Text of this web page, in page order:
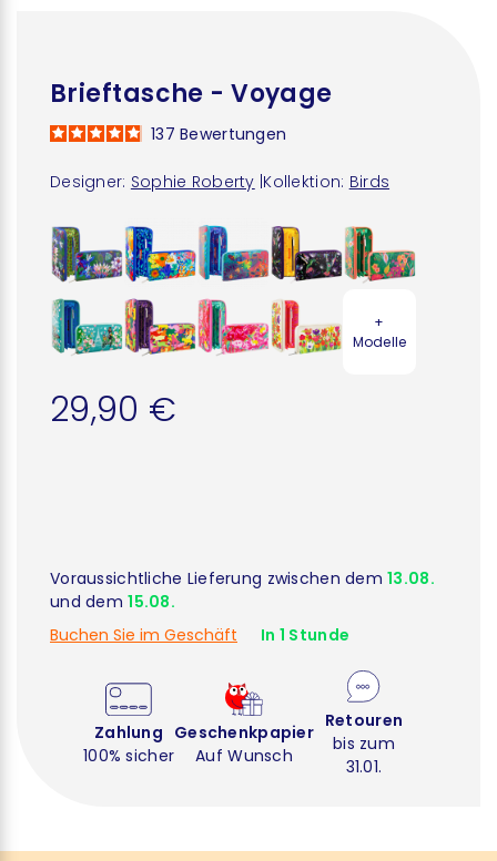
Brieftasche - Voyage
Designer: Sophie Roberty Kollektion: Birds
137Bewertungen
+
Modelle
29,90 €
Voraussichtliche Lieferung zwischen dem13.08.
und dem15.08.
Buchen Sie im Geschäft
In 1 Stunde
Zahlung
100% sicher
Geschenkpapier
Auf Wunsch
Retouren
bis zum
31.01.